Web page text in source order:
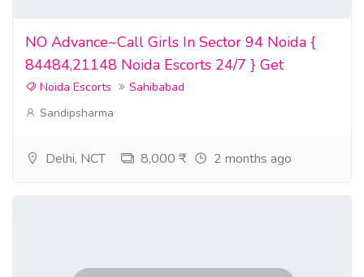
NO Advance~Call Girls In Sector 94 Noida {
84484,21148 Noida Escorts 24/7 } Get
Noida Escorts
Sahibabad
Sandipsharma
Delhi, NCT 8,000 ₹ 2 months ago